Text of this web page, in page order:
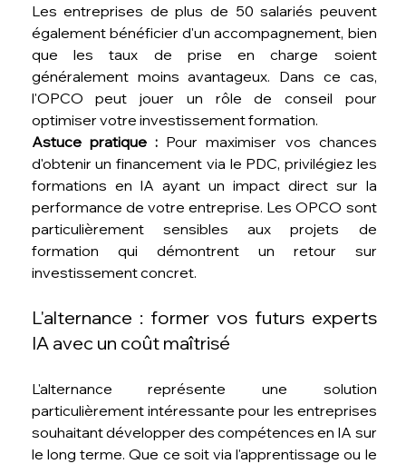
Les entreprises de plus de 50 salariés peuvent
également bénéficier d'un accompagnement, bien
que les taux de prise en charge soient
généralement moins avantageux. Dans ce cas,
l'OPCO peut jouer un rôle de conseil pour
optimiser votre investissement formation.
Astuce pratique : Pour maximiser vos chances
d'obtenir un financement via le PDC, privilégiez les
formations en IA ayant un impact direct sur la
performance de votre entreprise. Les OPCO sont
particulièrement sensibles aux projets de
formation qui démontrent un retour sur
investissement concret.
L'alternance : former vos futurs experts
IA avec un coût maîtrisé
L'alternance représente une solution
particulièrement intéressante pour les entreprises
souhaitant développer des compétences en IA sur
le long terme. Que ce soit via l'apprentissage ou le